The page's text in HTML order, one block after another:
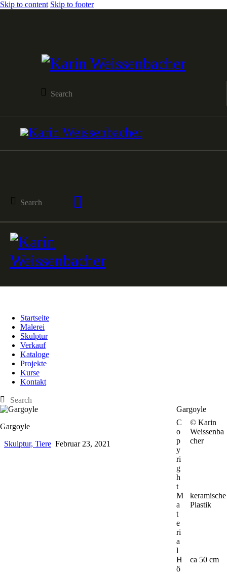
Skip to content Skip to footer
Startseite
Malerei
Skulptur
Verkauf
Kataloge
Projekte
Kurse
Kontakt
Gargoyle
Skulptur, Tiere Februar 23, 2021
Gargoyle
C
o
p
y
ri
g
h
t
© Karin
Weissenba
cher
M
a
t
e
ri
a
l
keramische
Plastik
H
ö
ca 50 cm